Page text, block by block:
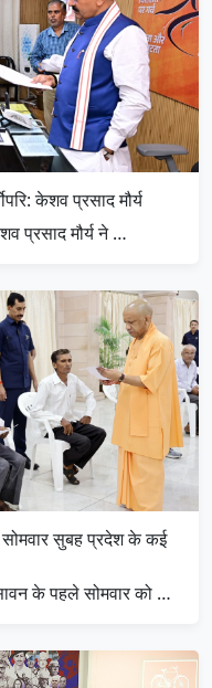
केशव प्रसाद मौर्य
प्रसाद मौर्य ने …
सोमवार सुबह प्रदेश के कई
के पहले सोमवार को …